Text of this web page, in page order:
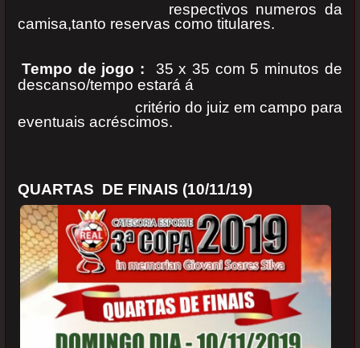
respectivos numeros da
camisa,tanto reservas como titulares.
Tempo de jogo : 35 x 35 com 5 minutos de
descanso/tempo estará á
critério do juiz em campo para
eventuais acréscimos.
QUARTAS DE FINAIS (10/11/19)